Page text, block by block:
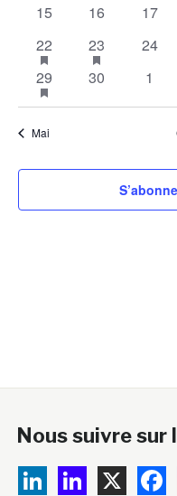
0
15
0
16
0
17
1
évènement
22has
featured
évènements
1
évènement
23has
featured
évènements
0
24
1
évènement
29has
featured
évènements
0
30
0
1
Mai
Nous suivre sur